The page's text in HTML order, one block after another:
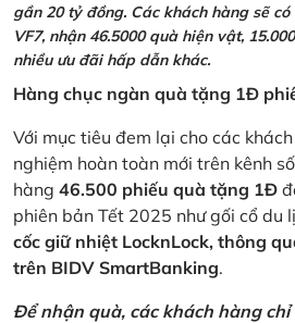
gần 20 tỷ đồng. Các khách hàng sẽ
VF7, nhận 46.5000 quà hiện vật,
nhiều ưu đãi hấp dẫn khác.
Hàng chục ngàn quà tặng 1Đ
Với mục tiêu đem lại cho các
nghiệm hoàn toàn mới trên kênh
hàng 46.500 phiếu quà tặng 1Đ
phiên bản Tết 2025 như gối cổ du
cốc giữ nhiệt LocknLock, thông
trên BIDV SmartBanking.
Để nhận quà, các khách hàng